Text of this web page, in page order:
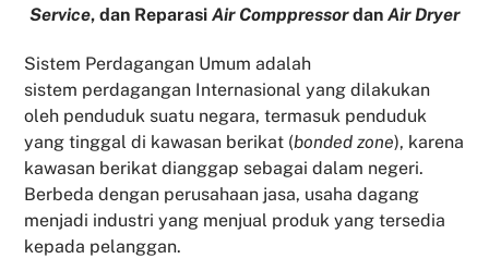
Service, dan Reparasi Air Comppressordan Air Dryer
Sistem Perdagangan Umum adalah
sistem perdagangan Internasional yang dilakukan
oleh penduduk suatu negara, termasuk penduduk
yang tinggal di kawasan berikat (bonded zone), karena
kawasan berikat dianggap sebagai dalam negeri.
Berbeda dengan perusahaan jasa, usaha dagang
menjadi industri yang menjual produk yang tersedia
kepada pelanggan.